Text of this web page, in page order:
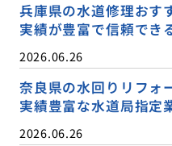
兵庫県の水道修理おす
実績が豊富で信頼でき
2026.06.26
奈良県の水回りリフォ
実績豊富な水道局指定
2026.06.26